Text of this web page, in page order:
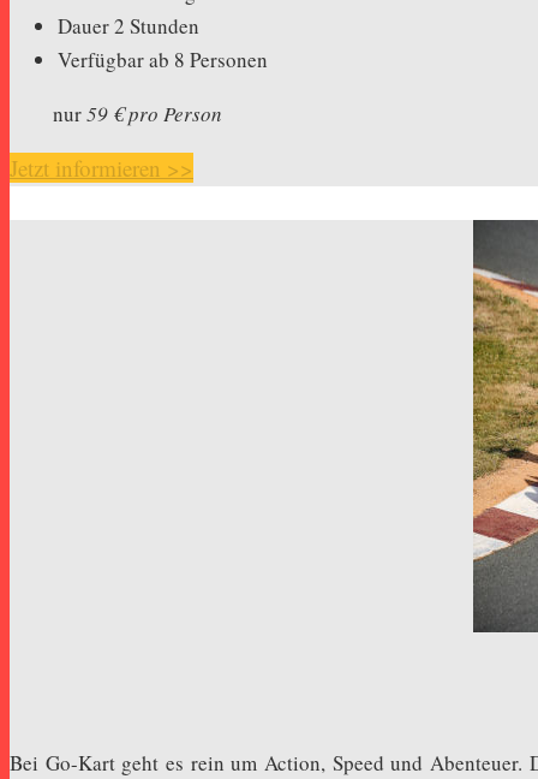
Dauer 2 Stunden
Verfügbar ab 8 Personen
nur59 € pro Person
Jetzt informieren >>
Bei Go-Kart geht es rein um Action, Speed und